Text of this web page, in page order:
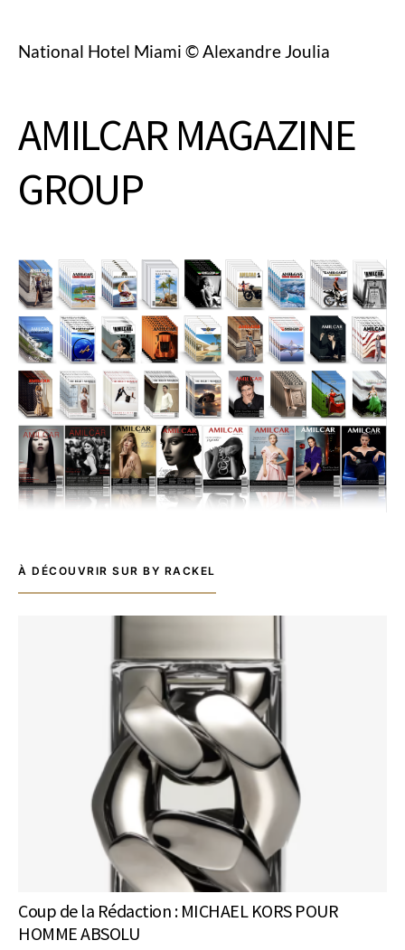
National Hotel Miami © Alexandre Joulia
AMILCAR MAGAZINE
GROUP
À DÉCOUVRIR SUR BY RACKEL
Coup de la Rédaction : MICHAEL KORS POUR
HOMME ABSOLU